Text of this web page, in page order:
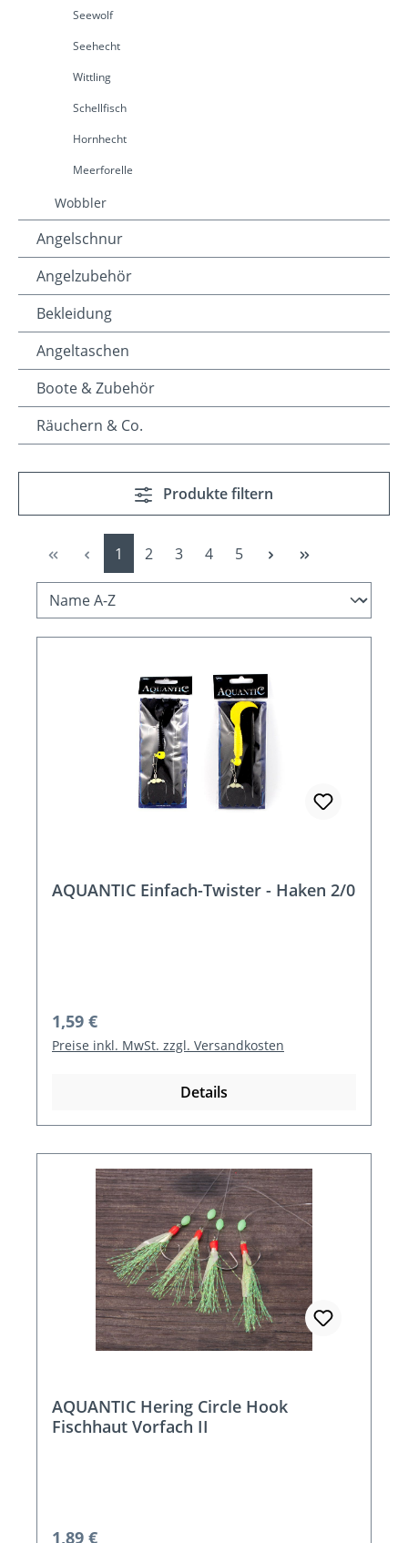
Seewolf
Seehecht
Wittling
Schellfisch
Hornhecht
Meerforelle
Wobbler
Angelschnur
Angelzubehör
Bekleidung
Angeltaschen
Boote & Zubehör
Räuchern & Co.
Produkte filtern
Seite
1 Seite
2 Seite
3 Seite
4 Seite
5
AQUANTIC Einfach-Twister - Haken 2/0
Regulärer Preis:
1,59 €
Preise inkl. MwSt. zzgl. Versandkosten
Details
AQUANTIC Hering Circle Hook
Fischhaut Vorfach II
Regulärer Preis:
1,89 €